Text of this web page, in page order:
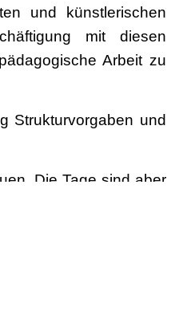
und künstlerischen
mit diesen
Arbeit zu
Strukturvorgaben und
Die Tage sind aber